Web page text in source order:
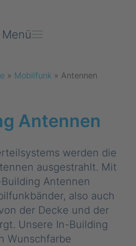
Menü
» Mobilfunk » Antennen
Antennen
werden die
ausgestrahlt. Mit
Antennen
also auch
der Decke und der
Unsere In-Building
Wunschfarbe